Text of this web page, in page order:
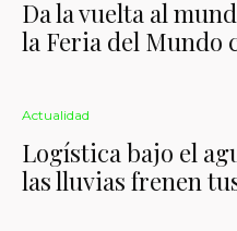
Da la vuelta al
la Feria del Mundo
Actualidad
Logística bajo el
las lluvias frenen